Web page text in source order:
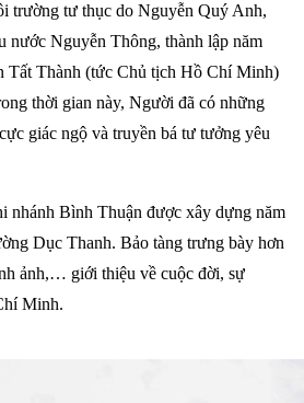
trường tư thục do Nguyễn Quý Anh,
nước Nguyễn Thông, thành lập năm
Tất Thành (tức Chủ tịch Hồ Chí Minh)
thời gian này, Người đã có những
giác ngộ và truyền bá tư tưởng yêu
nhánh Bình Thuận được xây dựng năm
Dục Thanh. Bảo tàng trưng bày hơn
ảnh,… giới thiệu về cuộc đời, sự
Minh.